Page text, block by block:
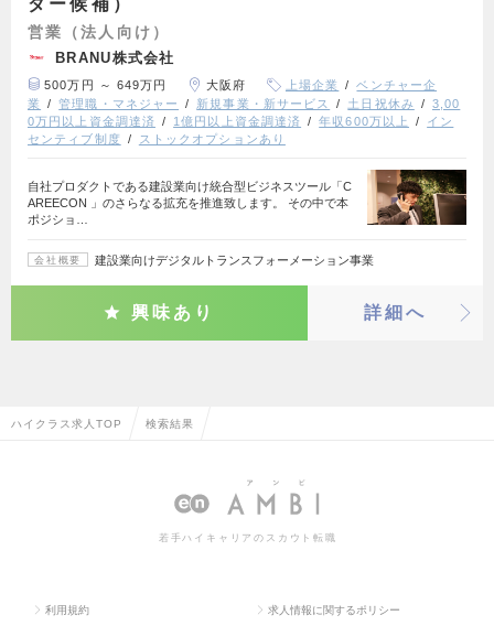
営業（法人向け）
BRANU株式会社
500万円 ～ 649万円 大阪府 上場企業
ベンチャー企
業
管理職・マネジャー 新規事業・新サービス 土日祝休み
3,00
0万円以上資金調達済
1億円以上資金調達済 年収600万以上
イン
センティブ制度
ストックオプションあり
自社プロダクトである建設業向け統合型ビジネスツール「C
AREECON 」のさらなる拡充を推進致します。 その中で本
ポジショ…
会社概要 建設業向けデジタルトランスフォーメーション事業
興味あり 詳細へ
ハイクラス求人TOP 検索結果
若手ハイキャリアのスカウト転職
利用規約 求人情報に関するポリシー